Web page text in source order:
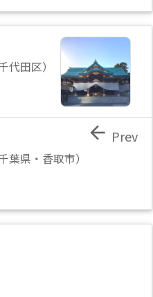
代田区）
葉県・香取市）
 Prev